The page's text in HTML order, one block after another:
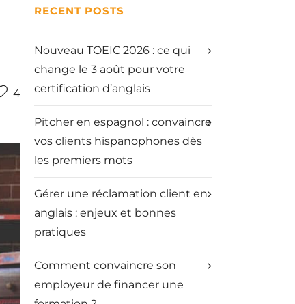
4
RECENT POSTS
Nouveau TOEIC 2026 : ce qui
change le 3 août pour votre
certification d’anglais
Pitcher en espagnol : convaincre
vos clients hispanophones dès
les premiers mots
Gérer une réclamation client en
anglais : enjeux et bonnes
pratiques
Comment convaincre son
employeur de financer une